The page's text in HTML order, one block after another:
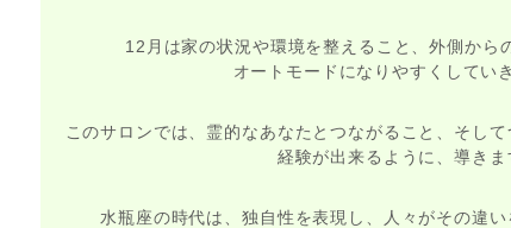
12月は家の状況や環境を整えること、外側から
オートモードになりやすくしてい
このサロンでは、霊的なあなたとつながること、そし
経験が出来るように、導きま
水瓶座の時代は、独自性を表現し、人々がその違い